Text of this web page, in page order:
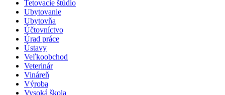
Tetovacie štúdio
Ubytovanie
Ubytovňa
Účtovníctvo
Úrad práce
Ústavy
Veľkoobchod
Veterinár
Vináreň
Výroba
Vysoká škola